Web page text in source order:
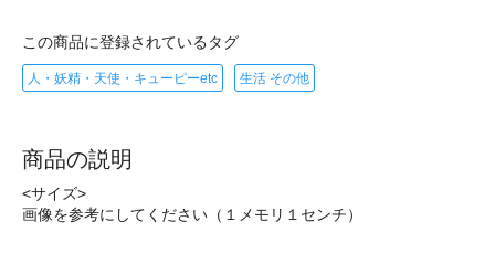
この商品に登録されているタグ
人・妖精・天使・キューピーetc 生活 その他
商品の説明
<サイズ>
画像を参考にしてください（１メモリ１センチ）